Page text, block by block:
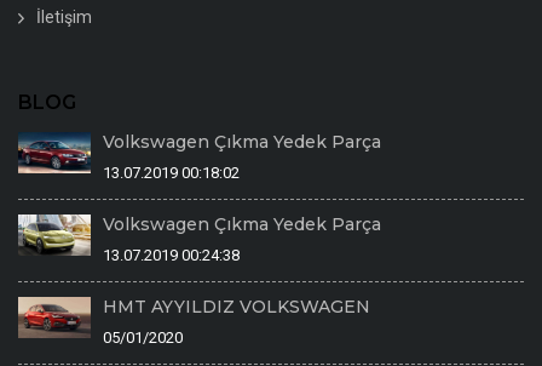
İletişim
BLOG
Volkswagen Çıkma Yedek Parça
13.07.2019 00:18:02
Volkswagen Çıkma Yedek Parça
13.07.2019 00:24:38
HMT AYYILDIZ VOLKSWAGEN
05/01/2020